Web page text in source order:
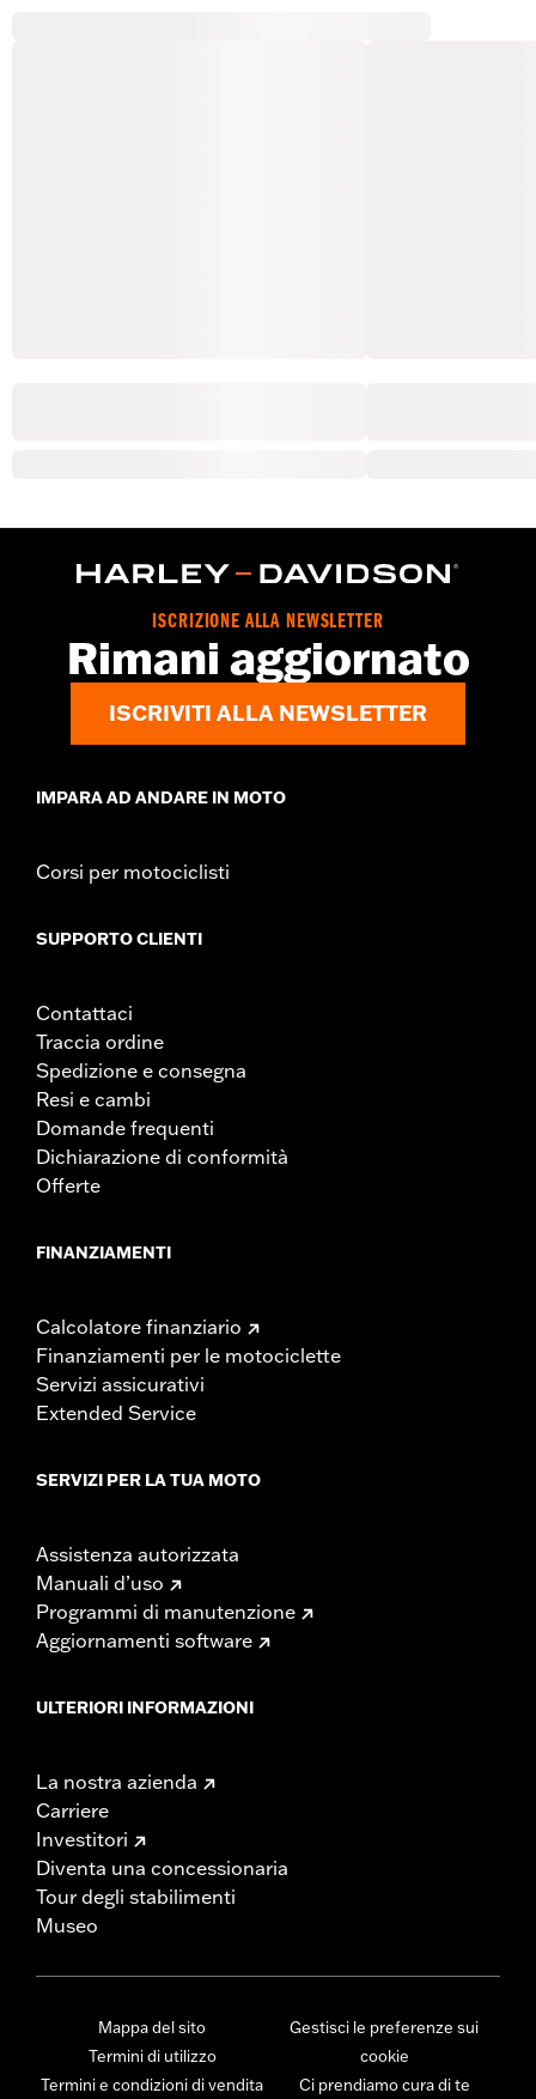
ISCRIZIONE ALLA NEWSLETTER
Rimani aggiornato
ISCRIVITI ALLA NEWSLETTER
IMPARA AD ANDARE IN MOTO
Corsi per motociclisti
SUPPORTO CLIENTI
Contattaci
Traccia ordine
Spedizione e consegna
Resi e cambi
Domande frequenti
Dichiarazione di conformità
Offerte
FINANZIAMENTI
Calcolatore finanziario
Finanziamenti per le motociclette
Servizi assicurativi
Extended Service
SERVIZI PER LA TUA MOTO
Assistenza autorizzata
Manuali d’uso
Programmi di manutenzione
Aggiornamenti software
ULTERIORI INFORMAZIONI
La nostra azienda
Carriere
Investitori
Diventa una concessionaria
Tour degli stabilimenti
Museo
Mappa del sito
Termini di utilizzo
Termini e condizioni di vendita
Gestisci le preferenze sui
cookie
Ci prendiamo cura di te